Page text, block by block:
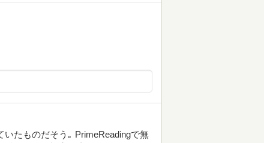
たものだそう｡ PrimeReadingで無